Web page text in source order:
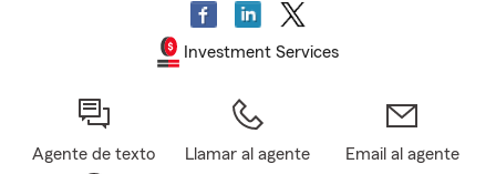
Investment Services
Agente de texto Llamar al agente Email al agente